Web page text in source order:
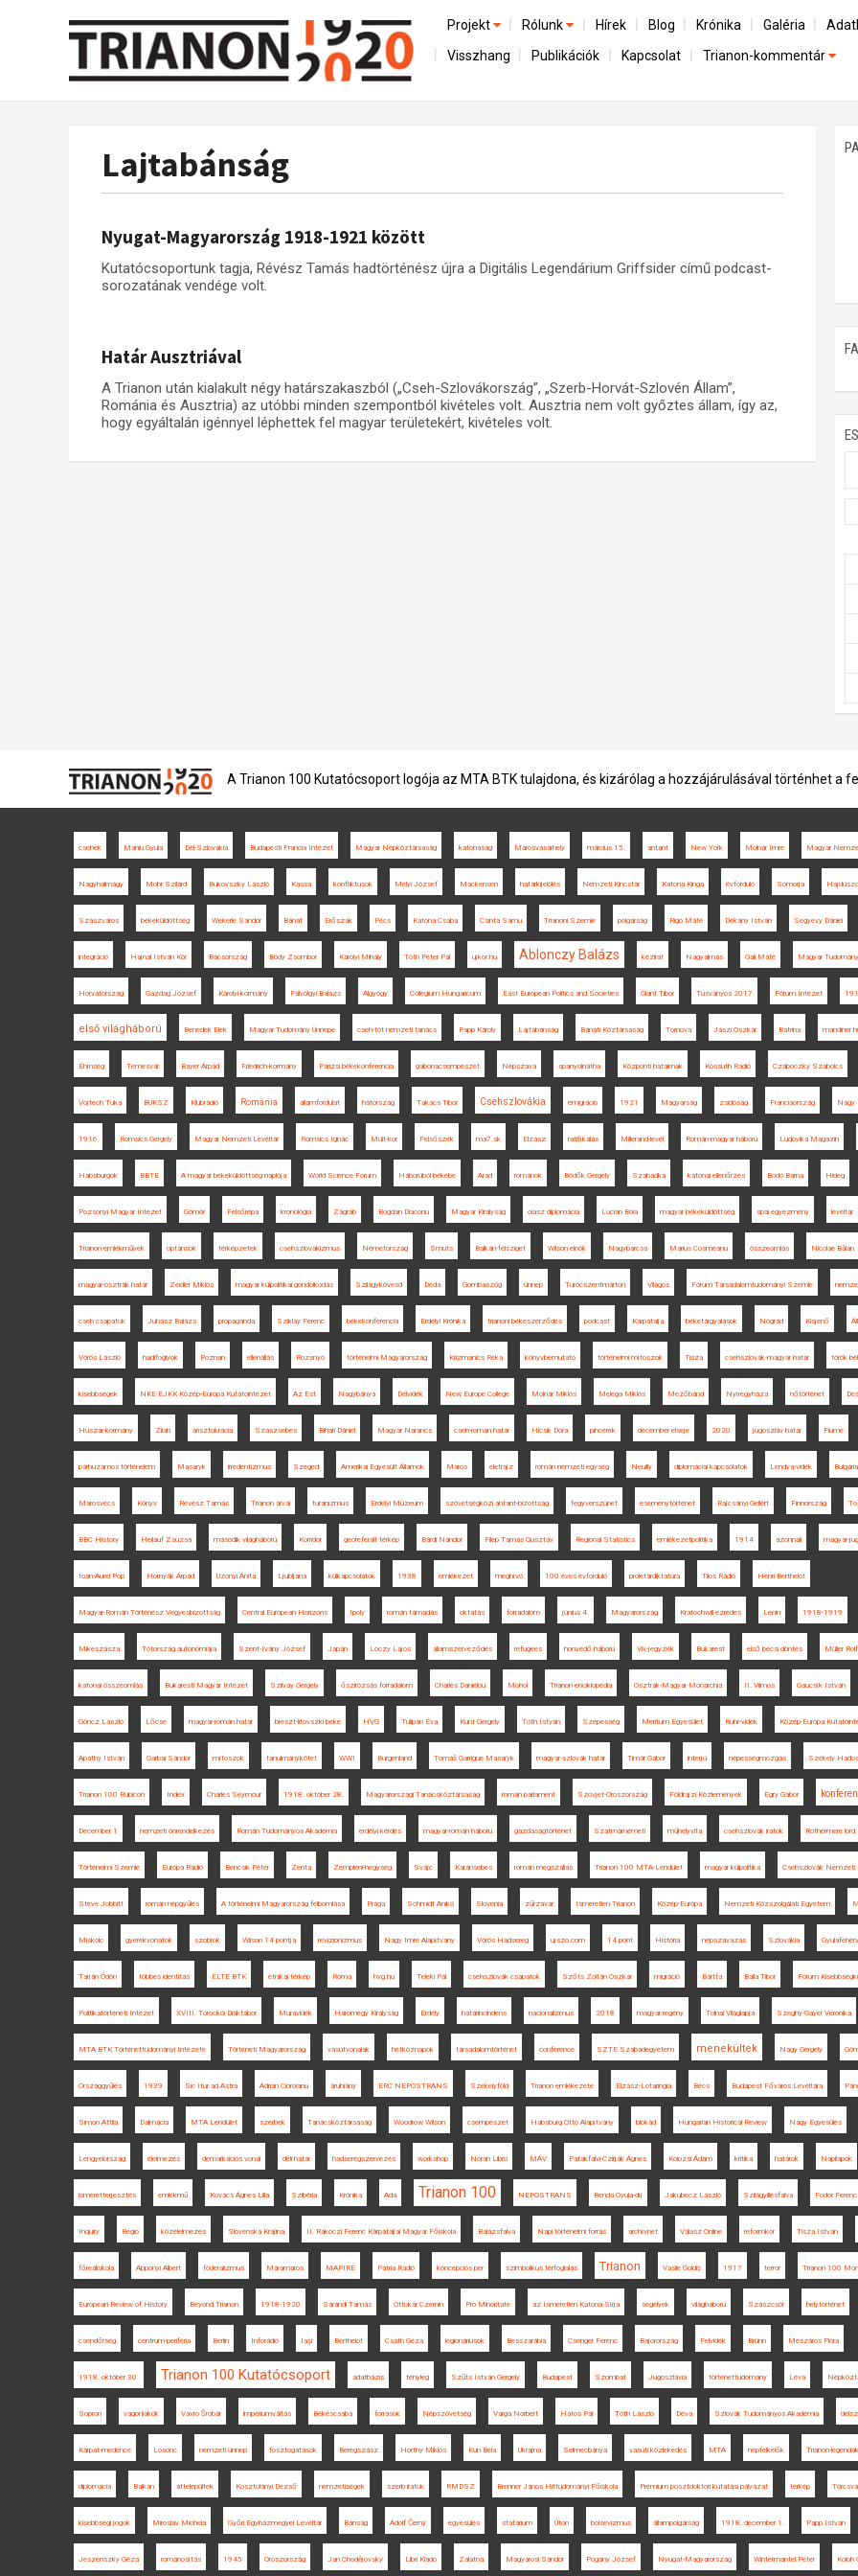
Projekt
Előzmények
Az összeomlás és a magyar társadalom
Utókor és emlékezet
Rólunk
A kutatócsoport működéséről
Hírek Blog Krónika Galéria
Visszhang Publikációk Kapcsolat Trianon-kommentár
Lajtabánság
Nyugat-Magyarország 1918-1921 között
Kutatócsoportunk tagja, Révész Tamás hadtörténész újra a Digitális Legendárium Griffsider című podcast-
sorozatának vendége volt.
Határ Ausztriával
A Trianon után kialakult négy határszakaszból („Cseh-Szlovákország”, „Szerb-Horvát-Szlovén Állam”,
Románia és Ausztria) az utóbbi minden szempontból kivételes volt. Ausztria nem volt győztes állam, így az,
hogy egyáltalán igénnyel léphettek fel magyar területekért, kivételes volt.
A Trianon 100 Kutatócsoport logója az MTA BTK tulajdona, és kizárólag a hozzájárulásával történhet a
csehek Maniu Gyula Dél-Szlovákia Budapesti Francia Intézet Magyar Népköztársaság katonaság Marosvásárhely március 15. antant New York Molnár Imre Magyar
Nagyhalmágy Mohr Szilárd Bukovszky László Kassa konfliktusok Mélyi József Mackensen határkijelölés Nemzeti Kincstár Katona Kinga évforduló Somorja
Szászváros békeküldöttség Wekerle Sándor Bánát Erőszak Pécs Katona Csaba Csinta Samu Trianoni Szemle polgárság Rigó Máté Dékány István Segyevy Dániel
integráció Hajnal István Kör Bácsország Bódy Zsombor Károlyi Mihály Tóth Péter Pál ujkor.hu Ablonczy Balázs kézirat Nagyalmás Gali Máté Magyar Tudomány
Horvátország Gazdag József Károlyi-kormány Pálvölgyi Balázs Algyógy Collegium Hungaricum East European Politics and Societies Glant Tibor Tusványos 2017 Fórum Intézet
első világháború Benedek Elek Magyar Tudomány Ünnepe cseh-tót nemzeti tanács Papp Károly Lajtabánság Bánáti Köztársaság Tornova Jászi Oszkár Batrina
Éhínség Temesvár Bayer Árpád Friedrich-kormány Párizsi békekonferencia gabonacsempészet Népszava spanyolnátha Központi hatalmak Kossuth Rádió Czáboczky Szabolcs
Vojtech Tuka BUKSZ Klubrádió Románia államfordulat hátország Takács Tibor Csehszlovákia emigráció 1921 Magyarság zsidóság Franciaország Nagy
1916 Romsics Gergely Magyar Nemzeti Levéltár Romsics Ignác Múlt-kor Felsőszék ma7.sk Elzász ratifikálás Millerand-levél Román-magyar háború Ludovika Magazin
Habsburgok BBTE A magyar békeküldöttség naplója World Science Forum Háborúból békébe Arad románok Bödők Gergely Szabadka katonai ellenőrzés Bodó Barna Hideg
Pozsonyi Magyar Intézet Gömör Felsőrépa kronológia Zágráb Bogdan Diaconu Magyar Királyság olasz diplomácia Lucian Boia magyar békeküldöttség spai egyezmény levéltár
Trianon-emlékművek optánsok térképzetek csehszlovakizmus Németország Smuts Balkán-félsziget Wilson elnök Nagybarcsa Marius Cosmeanu összeomlás Nicolae Bălan
magyar-osztrák határ Zeidler Miklós magyar külpolitikai gondolkodás Szilágykövesd Déda Gombaszög ünnep Turócszentmárton Világos Fórum Társadalomtudományi Szemle
cseh csapatok Juhász Balázs propaganda Sziklay Ferenc békekonferencia Erdélyi Krónika trianoni békeszerződés podcast Kárpátalja béketárgyalások Nógrád Kisjenő
Vörös László hadifoglyok Poznan ellenállás Rozsnyó történelmi Magyarország Krizmanics Réka könyvbemutató történelmi mítoszok Tisza csehszlovák-magyar határ török
kisebbségek NKE EJKK Közép-Európa Kutatóintézet Az Est Nagybánya Délvidék New Europe College Molnár Miklós Melega Miklós Mezőbánd Nyíregyháza nőtörténet
Huszár-kormány Zilah arisztokrácia Szászsebes Bihari Dániel Magyar Narancs cseh-román határ Hicsik Dóra pincérek december elseje 2020 jugoszláv határ Fiume
párhuzamos történelem Masaryk irredentizmus Szeged Amerikai Egyesült Államok Maros életrajz román nemzeti egység Neuilly diplomáciai kapcsolatok Lendva-vidék Bulgária
Marosvécs Könyv Révész Tamás Trianon árvái turanizmus Erdélyi Múzeum szövetségközi antant-bizottság fegyverszünet eseménytörténet Rajcsányi Gellért Finnország
BBC History Heilauf Zsuzsa második világháború Korridor georeferált térkép Bárdi Nándor Filep Tamás Gusztáv Regional Statistics emlékezetpolitika 1914 azonnali magyar-
Ioan-Aurel Pop Hornyák Árpád Uzonyi Anita Ljubljana külkapcsolatok 1938 emlékezet meghívó 100 éves évforduló proletárdiktatúra Tilos Rádió Henri Berthelot
Magyar-Román Történész Vegyesbizottság Central European Horizons Ipoly román támadás oktatás forradalom június 4. Magyarország Kratochwill ezredes Lenin 1918-1919
Mikeszásza Tótország autonómiája Szent-Ivány József Japán Lóczy Lajos államszerveződés refugees honvédő háború Vix-jegyzék Bukarest első bécsi döntés Müller Rolf
katonai összeomlás Bukaresti Magyar Intézet Szilvay Gergely őszirózsás forradalom Charles Daniélou Mohol Trianon enciklopédia Osztrák-Magyar Monarchia II. Vilmos Gaucsík István
Göncz László Lőcse magyar-román határ breszt-litovszki béke HVG Tulipán Éva Kunt Gergely Tóth István Szepesség Meritum Egyesület Ruhr-vidék Közép-Európa
Apáthy István Garbai Sándor mítoszok tanulmánykötet WWI Burgenland Tomáš Garrigue Masaryk magyar-szlovák határ Timár Gábor interjú népességmozgás Székely
Trianon 100 Rubicon Index Charles Seymour 1918. október 28. Magyarországi Tanácsköztársaság román parlament Szovjet-Oroszország Földrajzi Közlemények Egry Gábor
December 1 nemzeti önrendelkezés Román Tudományos Akadémia erdélyi kérdés magyar-román háború gazdaságtörténet Szatmárnémeti műhelyvita csehszlovák iratok Rothermere lord
Történelmi Szemle Európa Rádió Bencsik Péter Zenta Zempléni-hegység Svájc Karánsebes román megszállás Trianon 100 MTA-Lendület magyar külpolitika Csehszlovák Nemzeti
Steve Jobbitt román népgyűlés A történelmi Magyarország felbomlása Prága Schmidt Anikó Slovenia zűrzavar Ismeretlen Trianon Közép-Európa Nemzeti Közszolgálati Egyetem
Miskolc gyerekvonatok szobrok Wilson 14 pontja revizionizmus Nagy Imre Alapítvány Vörös Hadsereg ujszo.com 14 pont História népszavazás Szlovákia
Tarján Ödön többes identitás ELTE BTK etnikai térkép Róma hvg.hu Teleki Pál csehszlovák csapatok Szőts Zoltán Oszkár migráció Bártfa Balla Tibor Fórum
Politikatörténeti Intézet XVIII. Torockói Diáktábor Muravidék Háromegy Királyság Erdély határincindens nacionalizmus 2018 magyar regény Tolnai Világlapja Szeghy-Gayer Veronika
MTA BTK Történettudományi Intézete Történeti Magyarország vasútvonalak hétköznapok társadalomtörténet conference SZTE Szabadegyetem menekültek Nagy Gergely
Országgyűlés 1939 Sic Itur ad Astra Adrian Cioroianu áruhiány ERC NEPOSTRANS Székelyföld Trianon emlékezete Elzász-Lotaringia Bécs Budapest Főváros Levéltára
Simon Attila Dalmácia MTA Lendület szerbek Tanácsköztársaság Woodrow Wilson csempészet Habsburg Ottó Alapítvány blokád Hungarian Historical Review Nagy Egyesülés
Lengyelország élelmezés demarkációs vonal déli határ hadseregszervezés workshop Noran Libro MÁV Patakfalvi-Czirják Ágnes Kolozsi Ádám kritika határok Napilapok
ismeretterjesztés emlékmű Kovács Ágnes Lilla Szibéria Krónika Ada Trianon 100 NEPOSTRANS Benda Gyula-díj Jakubecz László Szilágyillésfalva Fodor Ferenc
Inquiry Regio közélelmezés Slovenska Krajina II. Rákóczi Ferenc Kárpátaljai Magyar Főiskola Balázsfalva Napi történelmi forrás archívnet Válasz Online reformkor Tisza István
főreáliskola Apponyi Albert föderalizmus Máramaros MAPIRE Pátria Rádió koncepciós per szimbolikus térfoglalás Trianon Vasile Goldiș 1917 terror Trianon 100
European Review of History Beyond Trianon 1918-1920 Sárándi Tamás Ottokar Czernin Pro Minoritate az Ismeretlen Katona Sírja segélyek világháború Szászcsór helytörténet
csendőrség centrum-periféria Berlin Inforádió Iaşi Berthelot Csáth Géza legionáriusok Besszarábia Csenger Ferenc Bajorország Felvidék Brünn Mészáros Flóra
1918. október 30. Trianon 100 Kutatócsoport adatbázis tényleg Szűts István Gergely Budapest Szombat Jugoszlávia történettudomány Léva
Sopron vagonlakók Vavro Šrobár impériumváltás Békéscsaba források Népszövetség Varga Norbert Hatos Pál Tóth László Déva Szlovák Tudományos Akadémia
Kárpát-medence Losonc nemzeti ünnep fosztogatások Beregszász Horthy Miklós Kun Béla Ukrajna Selmecbánya vasúti közlekedés MTA népfelkelők Trianon-legendák
diplomácia Balkán áttelepültek Kosztolányi Dezső nemzetiségek szerb iratok RMDSZ Brenner János Hittudományi Főiskola Prémium posztdoktori kutatási pályázat térkép
kisebbségi jogok Miroslav Michela Győri Egyházmegyei Levéltár Bánság Adolf Černý egyesülés statárium Úton bolsevizmus állampolgárság 1918. december 1. Papp István
Jeszenszky Géza románosítás 1945 Oroszország Jan Chodějovský Libri Kiadó Zalatna Magyarosi Sándor Pogány József Nyugat-Magyarország Wintermantel Péter Koloh